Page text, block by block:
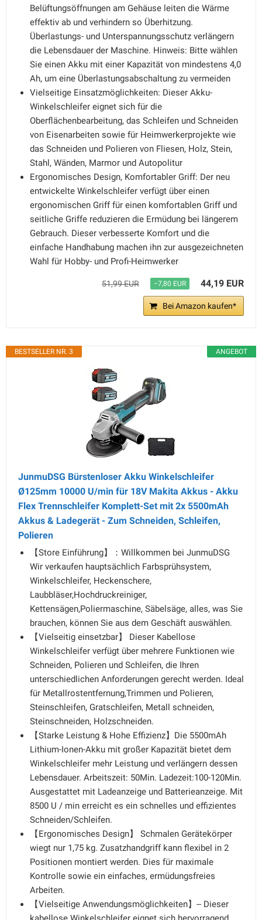
Belüftungsöffnungen am Gehäuse leiten die Wärme
effektiv ab und verhindern so Überhitzung.
Überlastungs- und Unterspannungsschutz verlängern
die Lebensdauer der Maschine. Hinweis: Bitte wählen
Sie einen Akku mit einer Kapazität von mindestens 4,0
Ah, um eine Überlastungsabschaltung zu vermeiden
Vielseitige Einsatzmöglichkeiten: Dieser Akku-
Winkelschleifer eignet sich für die
Oberflächenbearbeitung, das Schleifen und Schneiden
von Eisenarbeiten sowie für Heimwerkerprojekte wie
das Schneiden und Polieren von Fliesen, Holz, Stein,
Stahl, Wänden, Marmor und Autopolitur
Ergonomisches Design, Komfortabler Griff: Der neu
entwickelte Winkelschleifer verfügt über einen
ergonomischen Griff für einen komfortablen Griff und
seitliche Griffe reduzieren die Ermüdung bei längerem
Gebrauch. Dieser verbesserte Komfort und die
einfache Handhabung machen ihn zur ausgezeichneten
Wahl für Hobby- und Profi-Heimwerker
51,99 EUR −7,80 EUR 44,19 EUR
Bei Amazon kaufen*
ANGEBOT
BESTSELLER NR. 3
JunmuDSG Bürstenloser Akku Winkelschleifer
Ø125mm 10000 U/min für 18V Makita Akkus - Akku
Flex Trennschleifer Komplett-Set mit 2x 5500mAh
Akkus & Ladegerät - Zum Schneiden, Schleifen,
Polieren
【Store Einführung】：Willkommen bei JunmuDSG
Wir verkaufen hauptsächlich Farbsprühsystem,
Winkelschleifer, Heckenschere,
Laubbläser,Hochdruckreiniger,
Kettensägen,Poliermaschine, Säbelsäge, alles, was Sie
brauchen, können Sie aus dem Geschäft auswählen.
【Vielseitig einsetzbar】 Dieser Kabellose
Winkelschleifer verfügt über mehrere Funktionen wie
Schneiden, Polieren und Schleifen, die Ihren
unterschiedlichen Anforderungen gerecht werden. Ideal
für Metallrostentfernung,Trimmen und Polieren,
Steinschleifen, Gratschleifen, Metall schneiden,
Steinschneiden, Holzschneiden.
【Starke Leistung & Hohe Effizienz】Die 5500mAh
Lithium-Ionen-Akku mit großer Kapazität bietet dem
Winkelschleifer mehr Leistung und verlängern dessen
Lebensdauer. Arbeitszeit: 50Min. Ladezeit:100-120Min.
Ausgestattet mit Ladeanzeige und Batterieanzeige. Mit
8500 U / min erreicht es ein schnelles und effizientes
Schneiden/Schleifen.
【Ergonomisches Design】 Schmalen Gerätekörper
wiegt nur 1,75 kg. Zusatzhandgriff kann flexibel in 2
Positionen montiert werden. Dies für maximale
Kontrolle sowie ein einfaches, ermüdungsfreies
Arbeiten.
【Vielseitige Anwendungsmöglichkeiten】-- Dieser